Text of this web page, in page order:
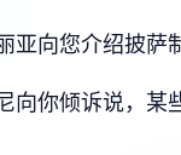
亚向您介绍披萨
向你倾诉说，某